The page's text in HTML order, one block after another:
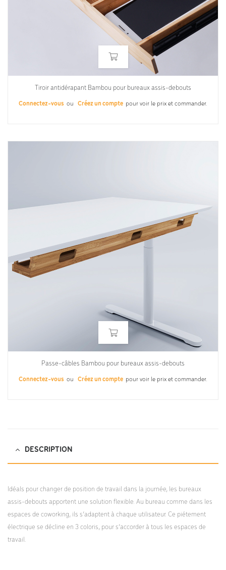
Tiroir antidérapant Bambou pour bureaux assis-debouts
Connectez-vous ou Créez un compte pour voir le prix et commander.
Passe-câbles Bambou pour bureaux assis-debouts
Connectez-vous ou Créez un compte pour voir le prix et commander.
DESCRIPTION
Idéals pour changer de position de travail dans la journée, les bureaux
assis-debouts apportent une solution flexible. Au bureau comme dans les
espaces de coworking, ils s’adaptent à chaque utilisateur. Ce piétement
électrique se décline en 3 coloris, pour s’accorder à tous les espaces de
travail.